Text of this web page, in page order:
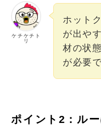
ケチケチト
リ
ホット
が出や
材の状
が必要
ポイント2：ル